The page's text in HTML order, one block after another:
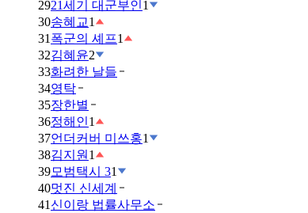
2921세기 대군부인1
30송혜교1
31 폭군의 셰프1
32김혜윤2
33화려한 날들
34영탁
35장한별
36정해인1
37언더커버 미쓰홍1
38김지원 1
39모범택시 31
40멋진 신세계
41 신이랑 법률사무소